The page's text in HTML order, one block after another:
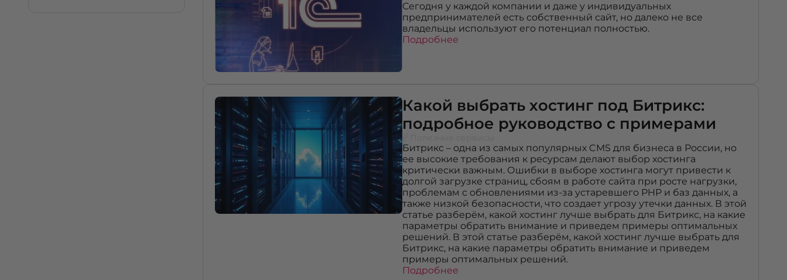
Сегодня у каждой компании и даже у индивидуальных
предпринимателей есть собственный сайт, но далеко не все
владельцы используют его потенциал полностью.
Подробнее
Какой выбрать хостинг под Битрикс:
подробное руководство с примерами
Битрикс – одна из самых популярных CMS для бизнеса в России, но
ее высокие требования к ресурсам делают выбор хостинга
критически важным. Ошибки в выборе хостинга могут привести к
долгой загрузке страниц, сбоям в работе сайта при росте нагрузки,
проблемам с обновлениями из-за устаревшего PHP и баз данных, а
также низкой безопасности, что создает угрозу утечки данных. В этой
статье разберём, какой хостинг лучше выбрать для Битрикс, на какие
параметры обратить внимание и приведем примеры оптимальных
решений. В этой статье разберём, какой хостинг лучше выбрать для
Битрикс, на какие параметры обратить внимание и приведем
примеры оптимальных решений.
Подробнее